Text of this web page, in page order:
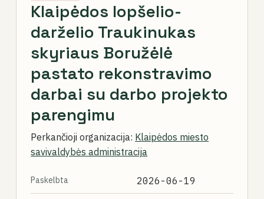
Klaipėdos lopšelio-
darželio Traukinukas
skyriaus Boružėlė
pastato rekonstravimo
darbai su darbo projekto
parengimu
Perkančioji organizacija: Klaipėdos miesto
savivaldybės administracija
Paskelbta 2026-06-19